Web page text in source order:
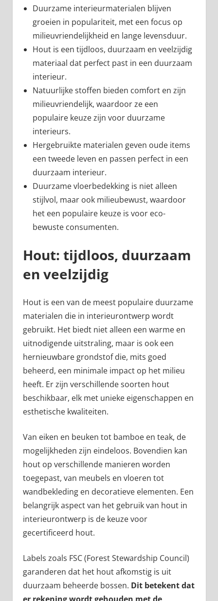
Duurzame interieurmaterialen blijven
groeien in populariteit, met een focus op
milieuvriendelijkheid en lange levensduur.
Hout is een tijdloos, duurzaam en veelzijdig
materiaal dat perfect past in een duurzaam
interieur.
Natuurlijke stoffen bieden comfort en zijn
milieuvriendelijk, waardoor ze een
populaire keuze zijn voor duurzame
interieurs.
Hergebruikte materialen geven oude items
een tweede leven en passen perfect in een
duurzaam interieur.
Duurzame vloerbedekking is niet alleen
stijlvol, maar ook milieubewust, waardoor
het een populaire keuze is voor eco-
bewuste consumenten.
Hout: tijdloos, duurzaam
en veelzijdig
Hout is een van de meest populaire duurzame
materialen die in interieurontwerp wordt
gebruikt. Het biedt niet alleen een warme en
uitnodigende uitstraling, maar is ook een
hernieuwbare grondstof die, mits goed
beheerd, een minimale impact op het milieu
heeft. Er zijn verschillende soorten hout
beschikbaar, elk met unieke eigenschappen en
esthetische kwaliteiten.
Van eiken en beuken tot bamboe en teak, de
mogelijkheden zijn eindeloos. Bovendien kan
hout op verschillende manieren worden
toegepast, van meubels en vloeren tot
wandbekleding en decoratieve elementen. Een
belangrijk aspect van het gebruik van hout in
interieurontwerp is de keuze voor
gecertificeerd hout.
Labels zoals FSC (Forest Stewardship Council)
garanderen dat het hout afkomstig is uit
duurzaam beheerde bossen. Dit betekent dat